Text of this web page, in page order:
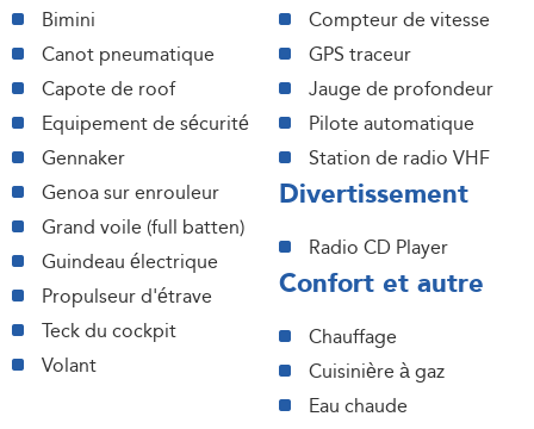
Bimini
Canot pneumatique
Capote de roof
Equipement de sécurité
Gennaker
Genoa sur enrouleur
Grand voile (full batten)
Guindeau électrique
Propulseur d'étrave
Teck du cockpit
Volant
Compteur de vitesse
GPS traceur
Jauge de profondeur
Pilote automatique
Station de radio VHF
Divertissement
Radio CD Player
Confort et autre
Chauffage
Cuisinière à gaz
Eau chaude